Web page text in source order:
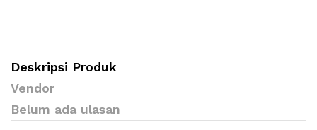
Deskripsi Produk
Vendor
Belum ada ulasan